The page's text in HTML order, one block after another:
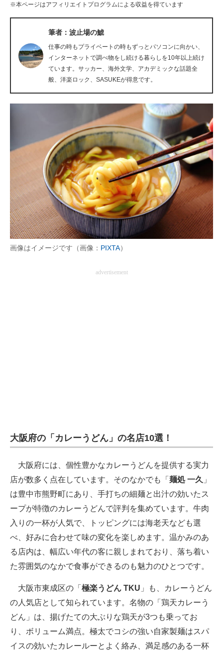
ビジネスと働き方のヒント
AI活用のいまが分かる
企業ITのトレンドを詳説
経営リーダーのコミュニティ
マーケ×ITの今がよく分かる
企業向けIT製品の総合サイト
IT製品の技術・比較・事例
製造業のIT導入・活用を支援
モノづくり技術者専門サイト
エレクトロニクス専門サイト
※本ページはアフィリエイトプログラムによる収益を得ています
筆者：波止場の鯱
仕事の時もプライベートの時もずっとパソコンに向かい、
インターネットで調べ物をし続ける暮らしを10年以上続け
ています。サッカー、海外文学、アカデミックな話題全
般、洋楽ロック、SASUKEが得意です。
画像はイメージです（画像： PIXTA）
advertisement
大阪府の「カレーうどん」の名店10選！
大阪府には、個性豊かなカレーうどんを提供する実力
店が数多く点在しています。そのなかでも「 麺処 一久 」
は豊中市熊野町にあり、手打ちの細麺と出汁の効いたス
ープが特徴のカレーうどんで評判を集めています。牛肉
入りの一杯が人気で、トッピングには海老天なども選
べ、好みに合わせて味の変化を楽しめます。温かみのあ
る店内は、幅広い年代の客に親しまれており、落ち着い
た雰囲気のなかで食事ができるのも魅力のひとつです。
大阪市東成区の「 極楽うどん TKU 」も、カレーうどん
の人気店として知られています。名物の「鶏天カレーう
どん」は、揚げたての大ぶりな鶏天が3つも乗ってお
り、ボリューム満点。極太でコシの強い自家製麺はスパ
イスの効いたカレールーとよく絡み、満足感のある一杯